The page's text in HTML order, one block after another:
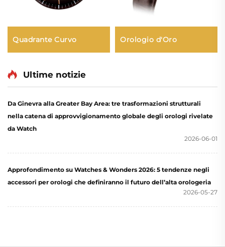
Quadrante Curvo Orologio d'Oro
Ultime notizie
Da Ginevra alla Greater Bay Area: tre trasformazioni strutturali
nella catena di approvvigionamento globale degli orologi rivelate
da Watch
2026-06-01
Approfondimento su Watches & Wonders 2026: 5 tendenze negli
accessori per orologi che definiranno il futuro dell’alta orologeria
2026-05-27